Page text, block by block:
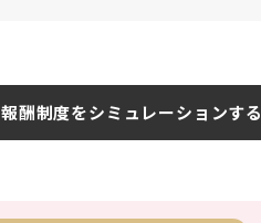
報酬制度をシミュレーションする